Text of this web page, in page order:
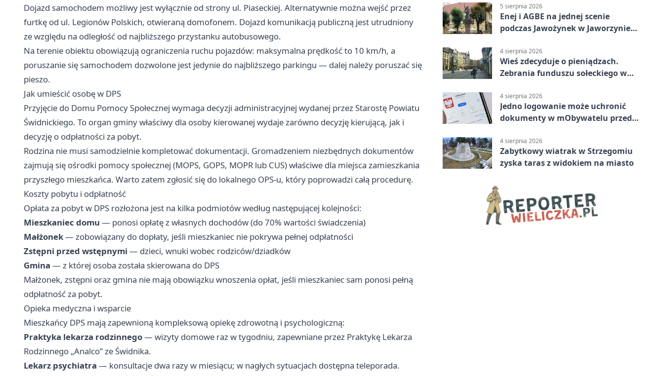
Dojazd samochodem możliwy jest wyłącznie od strony ul. Piaseckiej. Alternatywnie można wejść przez
furtkę od ul. Legionów Polskich, otwieraną domofonem. Dojazd komunikacją publiczną jest utrudniony
ze względu na odległość od najbliższego przystanku autobusowego.
Na terenie obiektu obowiązują ograniczenia ruchu pojazdów: maksymalna prędkość to 10 km/h, a
poruszanie się samochodem dozwolone jest jedynie do najbliższego parkingu — dalej należy poruszać się
pieszo.
Jak umieścić osobę w DPS
Przyjęcie do Domu Pomocy Społecznej wymaga decyzji administracyjnej wydanej przez Starostę Powiatu
Świdnickiego. To organ gminy właściwy dla osoby kierowanej wydaje zarówno decyzję kierującą, jak i
decyzję o odpłatności za pobyt.
Rodzina nie musi samodzielnie kompletować dokumentacji. Gromadzeniem niezbędnych dokumentów
zajmują się ośrodki pomocy społecznej (MOPS, GOPS, MOPR lub CUS) właściwe dla miejsca zamieszkania
przyszłego mieszkańca. Warto zatem zgłosić się do lokalnego OPS-u, który poprowadzi całą procedurę.
Koszty pobytu i odpłatność
Opłata za pobyt w DPS rozłożona jest na kilka podmiotów według następującej kolejności:
Mieszkaniec domu — ponosi opłatę z własnych dochodów (do 70% wartości świadczenia)
Małżonek— zobowiązany do dopłaty, jeśli mieszkaniec nie pokrywa pełnej odpłatności
Zstępni przed wstępnymi — dzieci, wnuki wobec rodziców/dziadków
Gmina — z której osoba została skierowana do DPS
Małżonek, zstępni oraz gmina nie mają obowiązku wnoszenia opłat, jeśli mieszkaniec sam ponosi pełną
odpłatność za pobyt.
Opieka medyczna i wsparcie
Mieszkańcy DPS mają zapewnioną kompleksową opiekę zdrowotną i psychologiczną:
Praktyka lekarza rodzinnego— wizyty domowe raz w tygodniu, zapewniane przez Praktykę Lekarza
Rodzinnego „Analco” ze Świdnika.
Lekarz psychiatra — konsultacje dwa razy w miesiącu; w nagłych sytuacjach dostępna teleporada.
5 sierpnia 2026
Enej i AGBE na jednej scenie
podczas Jawożynek w Jaworzynie
4 sierpnia 2026
Wieś zdecyduje o pieniądzach.
Zebrania funduszu sołeckiego w
4 sierpnia 2026
Jedno logowanie może uchronić
dokumenty w mObywatelu przed
4 sierpnia 2026
Zabytkowy wiatrak w Strzegomiu
zyska taras z widokiem na miasto